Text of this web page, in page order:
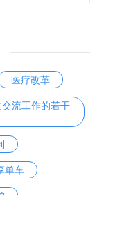
医疗改革
流工作的若干
单车